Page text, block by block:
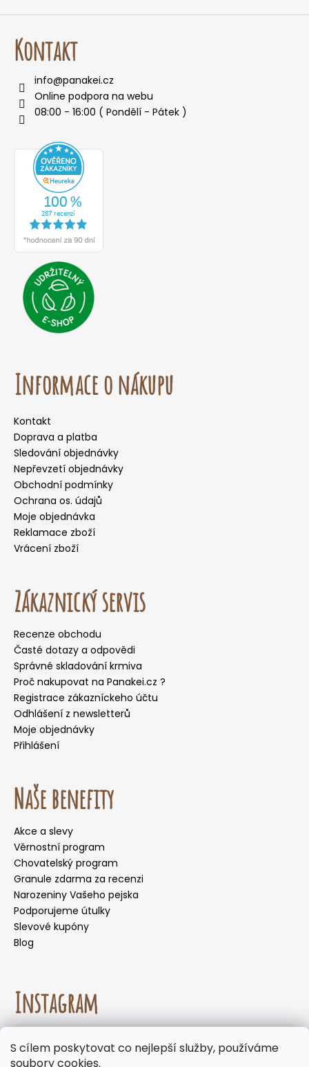
S cílem poskytovat co nejlepší služby, používáme
soubory cookies.
měsíců nedoporučujeme volit doručení do
y
Kontakt
info@panakei.cz
Online podpora na webu
08:00 - 16:00 ( Pondělí - Pátek )
Informace o nákupu
Kontakt
Doprava a platba
Sledování objednávky
Nepřevzetí objednávky
Obchodní podmínky
Ochrana os. údajů
Moje objednávka
Reklamace zboží
Vrácení zboží
Zákaznický servis
Recenze obchodu
Časté dotazy a odpovědi
Správné skladování krmiva
Proč nakupovat na Panakei.cz ?
Registrace zákazníckeho účtu
Odhlášení z newsletterů
Moje objednávky
Přihlášení
Naše benefity
Akce a slevy
Věrnostní program
Chovatelský program
Granule zdarma za recenzi
Narozeniny Vašeho pejska
Podporujeme útulky
Slevové kupóny
Blog
Instagram
Sledovat na Instagramu